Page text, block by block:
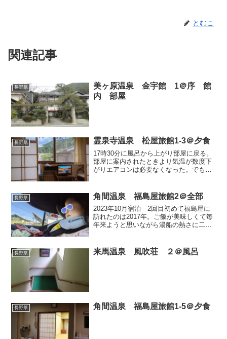
とむこ
関連記事
長野県
美ヶ原温泉 金宇館 1＠序 館
内 部屋
長野県 霊泉寺温泉 松屋旅館1-3＠夕食
17時30分に風呂から上がり部屋に戻る。
部屋に案内されたときより気温が数度下
がりエアコンは必要なくなった。でも湯
流れができて気持ち良い17時30分から18
時の間の配膳な...
長野県 角間温泉 福島屋旅館2＠全部
2023年10月宿泊 2回目初めて福島屋に
訪れたのは2017年。ご飯が美味しくて毎
年来ようと思いながら湯船の熱さに二の
には向かない季節なのですが、予約サイ
トを覗いて...
長野県 来馬温泉 風吹荘 ２＠風呂
長野県 角間温泉 福島屋旅館1-5＠夕食